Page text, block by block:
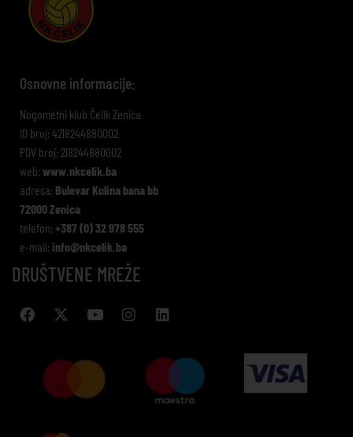
Osnovne informacije:
Nogometni klub Čelik Zenica
ID broj: 4218244880002
PDV broj: 218244880002
web: www.nkcelik.ba
adresa: Bulevar Kulina bana bb
72000 Zenica
telefon: +387 (0) 32 978 555
e-mail: info@nkcelik.ba
DRUŠTVENE MREŽE